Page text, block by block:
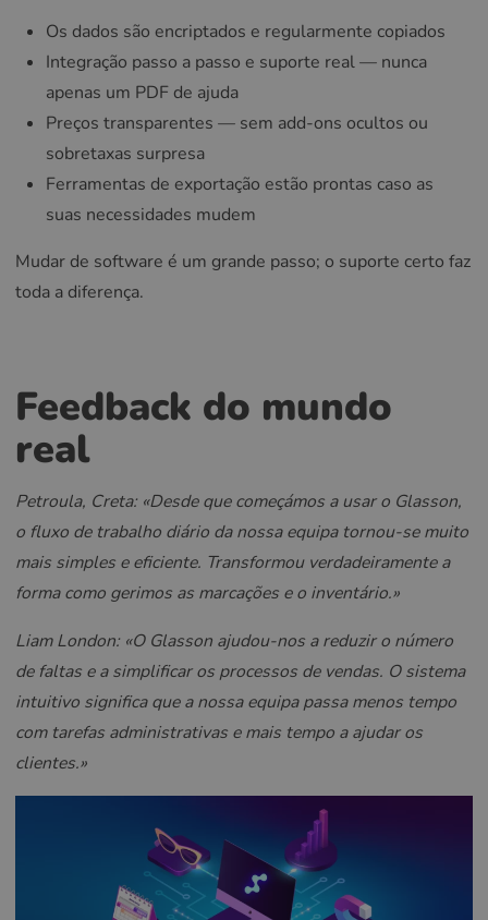
Os dados são encriptados e regularmente copiados
Integração passo a passo e suporte real — nunca
apenas um PDF de ajuda
Preços transparentes — sem add-ons ocultos ou
sobretaxas surpresa
Ferramentas de exportação estão prontas caso as
suas necessidades mudem
Mudar de software é um grande passo; o suporte certo faz
toda a diferença.
Feedback do mundo
real
Petroula, Creta: «Desde que começámos a usar o Glasson,
o fluxo de trabalho diário da nossa equipa tornou-se muito
mais simples e eficiente. Transformou verdadeiramente a
forma como gerimos as marcações e o inventário.»
Liam London: «O Glasson ajudou-nos a reduzir o número
de faltas e a simplificar os processos de vendas. O sistema
intuitivo significa que a nossa equipa passa menos tempo
com tarefas administrativas e mais tempo a ajudar os
clientes.»